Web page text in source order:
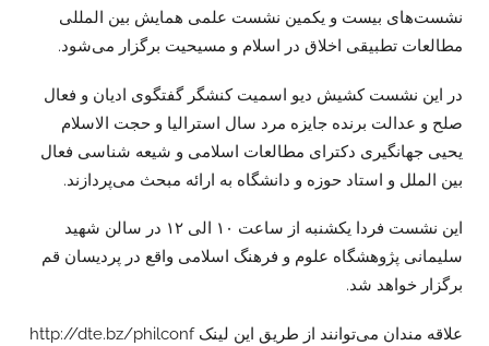
نشست‌های بیست و یکمین نشست علمی همایش بین المللی
مطالعات تطبیقی اخلاق در اسلام و مسیحیت برگزار می‌شود.
در این نشست کشیش دیو اسمیت کنشگر گفتگوی ادیان و فعال
صلح و عدالت برنده جایزه مرد سال استرالیا و حجت الاسلام
یحیی جهانگیری دکترای مطالعات اسلامی و شیعه شناسی فعال
بین الملل و استاد حوزه و دانشگاه به ارائه مبحث می‌پردازند.
این نشست فردا یکشنبه از ساعت ۱۰ الی ۱۲ در سالن شهید
سلیمانی پژوهشگاه علوم و فرهنگ اسلامی واقع در پردیسان قم
برگزار خواهد شد.
علاقه مندان می‌توانند از طریق این لینک http://dte.bz/philconf